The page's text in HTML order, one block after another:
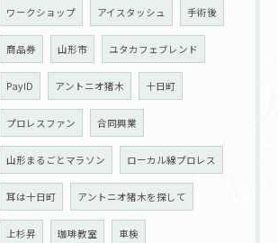
ワークショップ アイスタッシュ 手術後
商品券 山形市 ユタカフェブレンド
PayID アントニオ猪木 十日町
プロレスファン 合同興業
山形まるごとマラソン ローカル線プロレス
耳は十日町 アントニオ猪木を探して
上杉昇 珈琲教室 車検